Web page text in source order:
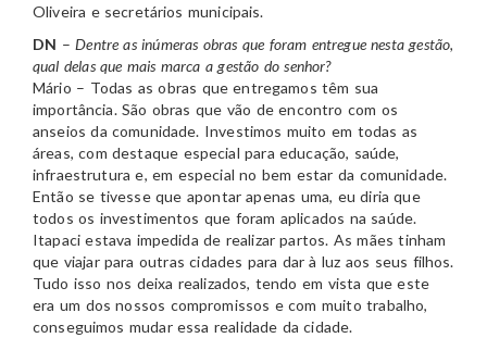
Oliveira e secretários municipais.
DN –Dentre as inúmeras obras que foram entregue nesta gestão,
qual delas que mais marca a gestão do senhor?
Mário – Todas as obras que entregamos têm sua
importância. São obras que vão de encontro com os
anseios da comunidade. Investimos muito em todas as
áreas, com destaque especial para educação, saúde,
infraestrutura e, em especial no bem estar da comunidade.
Então se tivesse que apontar apenas uma, eu diria que
todos os investimentos que foram aplicados na saúde.
Itapaci estava impedida de realizar partos. As mães tinham
que viajar para outras cidades para dar à luz aos seus filhos.
Tudo isso nos deixa realizados, tendo em vista que este
era um dos nossos compromissos e com muito trabalho,
conseguimos mudar essa realidade da cidade.